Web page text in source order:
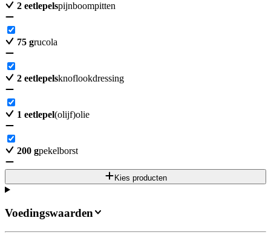
2 eetlepelspijnboompitten
75 grucola
2 eetlepelsknoflookdressing
1 eetlepel(olijf)olie
200 gpekelborst
Kies producten
Voedingswaarden